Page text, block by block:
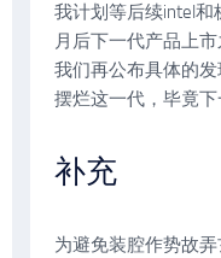
我计划等后续intel和
月后下一代产品上
我们再公布具体的
摆烂这一代，毕竟下
补充
为避免装腔作势故